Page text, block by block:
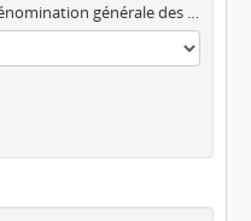
Dénomination générale des documents